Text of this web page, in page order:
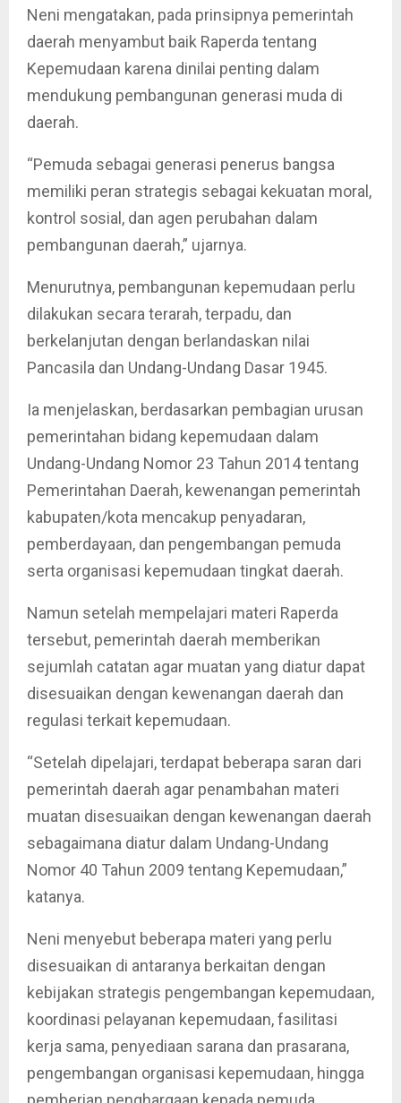
Neni mengatakan, pada prinsipnya pemerintah
daerah menyambut baik Raperda tentang
Kepemudaan karena dinilai penting dalam
mendukung pembangunan generasi muda di
daerah.
“Pemuda sebagai generasi penerus bangsa
memiliki peran strategis sebagai kekuatan moral,
kontrol sosial, dan agen perubahan dalam
pembangunan daerah,” ujarnya.
Menurutnya, pembangunan kepemudaan perlu
dilakukan secara terarah, terpadu, dan
berkelanjutan dengan berlandaskan nilai
Pancasila dan Undang-Undang Dasar 1945.
Ia menjelaskan, berdasarkan pembagian urusan
pemerintahan bidang kepemudaan dalam
Undang-Undang Nomor 23 Tahun 2014 tentang
Pemerintahan Daerah, kewenangan pemerintah
kabupaten/kota mencakup penyadaran,
pemberdayaan, dan pengembangan pemuda
serta organisasi kepemudaan tingkat daerah.
Namun setelah mempelajari materi Raperda
tersebut, pemerintah daerah memberikan
sejumlah catatan agar muatan yang diatur dapat
disesuaikan dengan kewenangan daerah dan
regulasi terkait kepemudaan.
“Setelah dipelajari, terdapat beberapa saran dari
pemerintah daerah agar penambahan materi
muatan disesuaikan dengan kewenangan daerah
sebagaimana diatur dalam Undang-Undang
Nomor 40 Tahun 2009 tentang Kepemudaan,”
katanya.
Neni menyebut beberapa materi yang perlu
disesuaikan di antaranya berkaitan dengan
kebijakan strategis pengembangan kepemudaan,
koordinasi pelayanan kepemudaan, fasilitasi
kerja sama, penyediaan sarana dan prasarana,
pengembangan organisasi kepemudaan, hingga